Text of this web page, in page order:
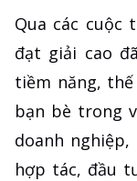
Qua các cuộc
đạt giải cao
tiềm năng,
bạn bè trong
doanh
hợp tác, đầu